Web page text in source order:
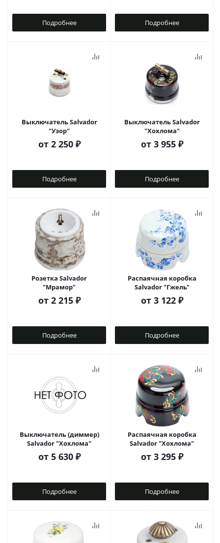
Подробнее Подробнее
Выключатель Salvador
"Узор"
от 2 250 ₽
Подробнее
Выключатель Salvador
"Хохлома"
от 3 955 ₽
Подробнее
Розетка Salvador
"Мрамор"
от 2 215 ₽
Подробнее
Распаячная коробка
Salvador "Гжель"
от 3 122 ₽
Подробнее
Выключатель (диммер)
Salvador "Хохлома"
от 5 630 ₽
Подробнее
Распаячная коробка
Salvador "Хохлома"
от 3 295 ₽
Подробнее